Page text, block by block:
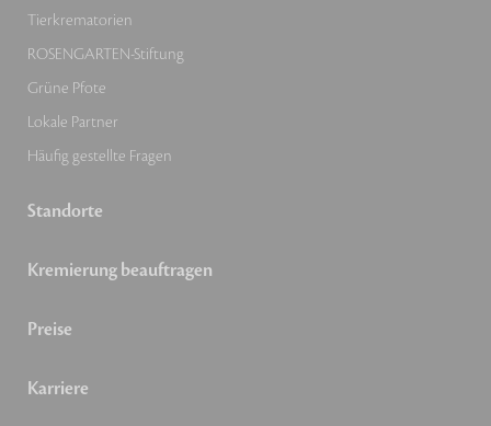
Tierkrematorien
ROSENGARTEN-Stiftung
Grüne Pfote
Lokale Partner
Häufig gestellte Fragen
Standorte
Kremierung beauftragen
Preise
Karriere